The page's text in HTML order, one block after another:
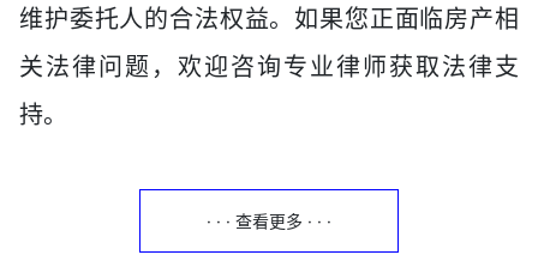
维护委托人的合法权益。如果您正面临房产相
关法律问题，欢迎咨询专业律师获取法律支
持。
· · · 查看更多 · · ·